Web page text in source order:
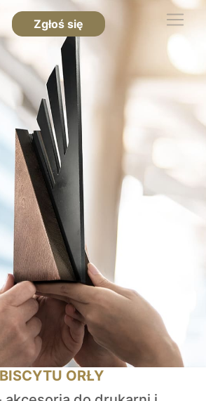
Zgłoś się
ORŁY